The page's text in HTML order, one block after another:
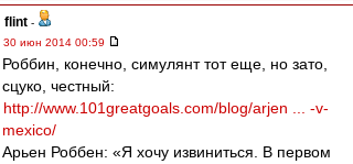
flint -
30 июн 2014 00:59
Роббин, конечно, симулянт тот еще, но зато,
сцуко, честный:
http://www.101greatgoals.com/blog/arjen ... -v-
mexico/
Арьен Роббен: «Я хочу извиниться. В первом